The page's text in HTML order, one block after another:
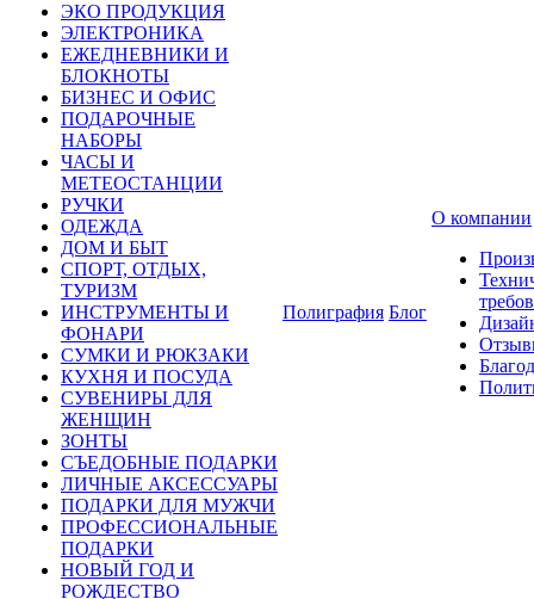
ЭКО ПРОДУКЦИЯ
ЭЛЕКТРОНИКА
ЕЖЕДНЕВНИКИ И
БЛОКНОТЫ
БИЗНЕС И ОФИС
ПОДАРОЧНЫЕ
НАБОРЫ
ЧАСЫ И
МЕТЕОСТАНЦИИ
РУЧКИ
ОДЕЖДА
ДОМ И БЫТ
СПОРТ, ОТДЫХ,
ТУРИЗМ
ИНСТРУМЕНТЫ И
ФОНАРИ
СУМКИ И РЮКЗАКИ
КУХНЯ И ПОСУДА
СУВЕНИРЫ ДЛЯ
ЖЕНЩИН
ЗОНТЫ
СЪЕДОБНЫЕ ПОДАРКИ
ЛИЧНЫЕ АКСЕССУАРЫ
ПОДАРКИ ДЛЯ МУЖЧИ
ПРОФЕССИОНАЛЬНЫЕ
ПОДАРКИ
НОВЫЙ ГОД И
РОЖДЕСТВО
Полиграфия Блог
О компании